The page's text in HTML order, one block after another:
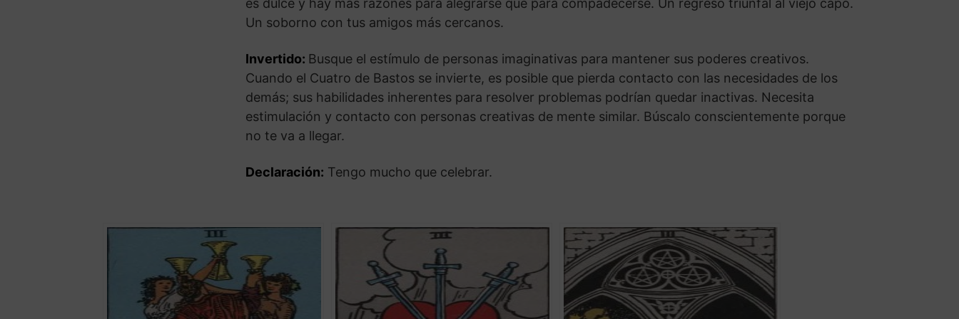
es dulce y hay más razones para alegrarse que para compadecerse. Un regreso triunfal al viejo capó.
Un soborno con tus amigos más cercanos.
Invertido: Busque el estímulo de personas imaginativas para mantener sus poderes creativos.
Cuando el Cuatro de Bastos se invierte, es posible que pierda contacto con las necesidades de los
demás; sus habilidades inherentes para resolver problemas podrían quedar inactivas. Necesita
estimulación y contacto con personas creativas de mente similar. Búscalo conscientemente porque
no te va a llegar.
Declaración: Tengo mucho que celebrar.